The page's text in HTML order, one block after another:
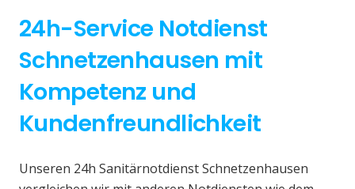
24h-Service Notdienst
Schnetzenhausen mit
Kompetenz und
Kundenfreundlichkeit
Unseren 24h Sanitärnotdienst Schnetzenhausen